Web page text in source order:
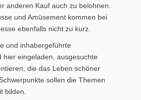
anderen Kauf auch zu belohnen.
und Amüsement kommen bei
ebenfalls nicht zu kurz.
und inhabergeführte
hier eingeladen, ausgesuchte
die das Leben schöner
sollen die Themen
bilden.